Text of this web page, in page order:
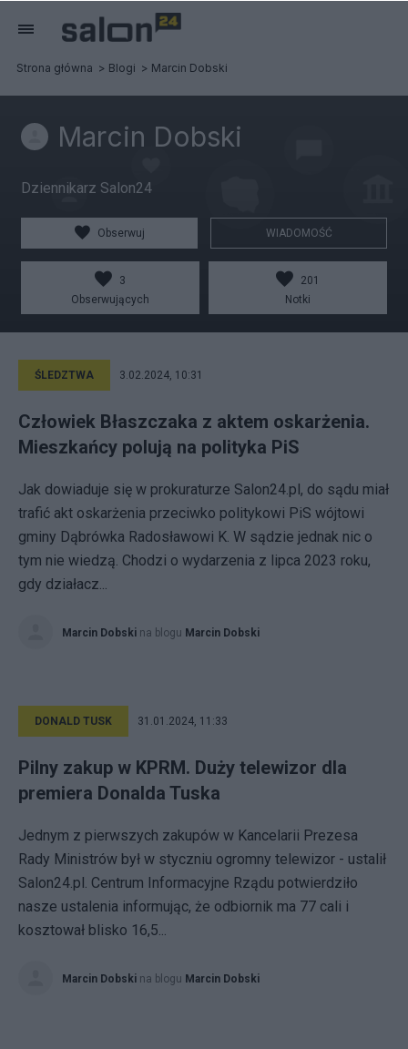
Strona główna Blogi Marcin Dobski
Marcin Dobski
Dziennikarz Salon24
Obserwuj WIADOMOŚĆ
3
Obserwujących
201
Notki
ŚLEDZTWA 3.02.2024, 10:31
Człowiek Błaszczaka z aktem oskarżenia.
Mieszkańcy polują na polityka PiS
Jak dowiaduje się w prokuraturze Salon24.pl, do sądu miał
trafić akt oskarżenia przeciwko politykowi PiS wójtowi
gminy Dąbrówka Radosławowi K. W sądzie jednak nic o
tym nie wiedzą. Chodzi o wydarzenia z lipca 2023 roku,
gdy działacz...
Marcin Dobski na blogu Marcin Dobski
DONALD TUSK 31.01.2024, 11:33
Pilny zakup w KPRM. Duży telewizor dla
premiera Donalda Tuska
Jednym z pierwszych zakupów w Kancelarii Prezesa
Rady Ministrów był w styczniu ogromny telewizor - ustalił
Salon24.pl. Centrum Informacyjne Rządu potwierdziło
nasze ustalenia informując, że odbiornik ma 77 cali i
kosztował blisko 16,5...
Marcin Dobski na blogu Marcin Dobski